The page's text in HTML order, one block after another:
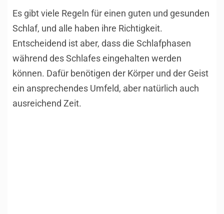
Es gibt viele Regeln für einen guten und gesunden
Schlaf, und alle haben ihre Richtigkeit.
Entscheidend ist aber, dass die Schlafphasen
während des Schlafes eingehalten werden
können. Dafür benötigen der Körper und der Geist
ein ansprechendes Umfeld, aber natürlich auch
ausreichend Zeit.